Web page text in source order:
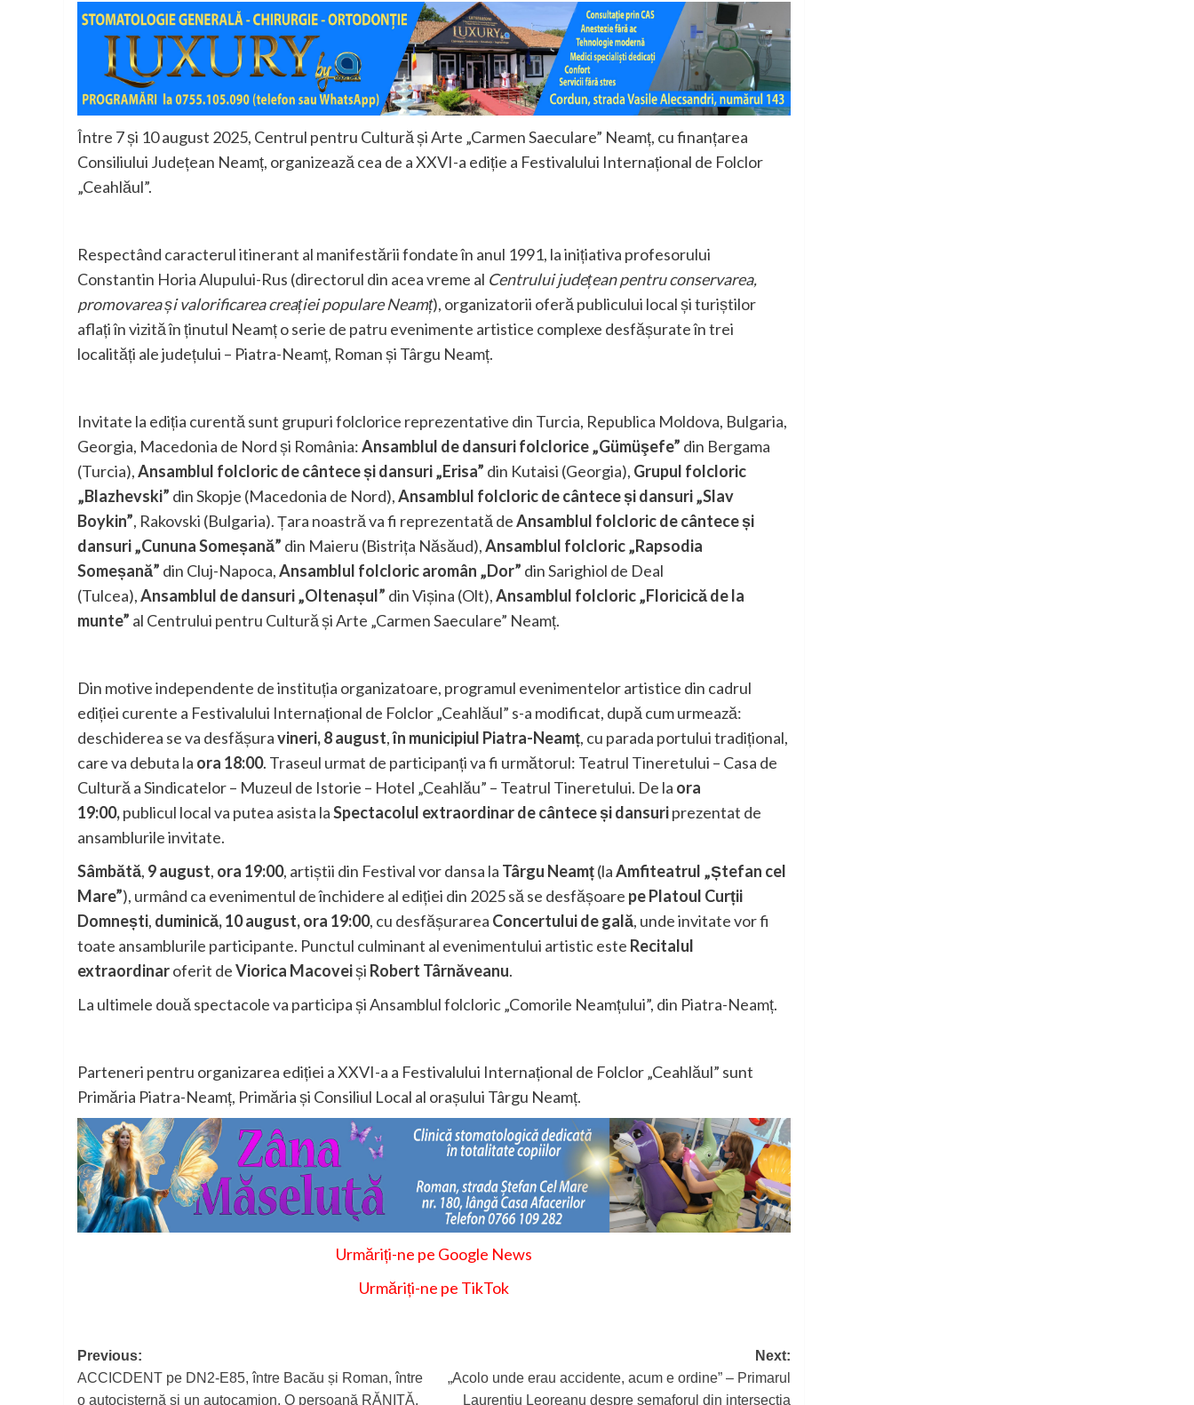
Între 7 și 10 august 2025, Centrul pentru Cultură și Arte „Carmen Saeculare” Neamț, cu finanțarea
Consiliului Județean Neamț, organizează cea de a XXVI-a ediție a Festivalului Internațional de Folclor
„Ceahlăul”.
Respectând caracterul itinerant al manifestării fondate în anul 1991, la inițiativa profesorului
Constantin Horia Alupului-Rus (directorul din acea vreme al Centrului județean pentru conservarea,
promovarea și valorificarea creației populare Neamț), organizatorii oferă publicului local și turiștilor
aflați în vizită în ținutul Neamț o serie de patru evenimente artistice complexe desfășurate în trei
localități ale județului – Piatra-Neamț, Roman și Târgu Neamț.
Invitate la ediția curentă sunt grupuri folclorice reprezentative din Turcia, Republica Moldova, Bulgaria,
Georgia, Macedonia de Nord și România:Ansamblul de dansuri folclorice „Gümüşefe” din Bergama
(Turcia),Ansamblul folcloric de cântece și dansuri „Erisa” din Kutaisi (Georgia), Grupul folcloric
„Blazhevski” din Skopje (Macedonia de Nord),Ansamblul folcloric de cântece și dansuri „Slav
Boykin”, Rakovski (Bulgaria). Țara noastră va fi reprezentată deAnsamblul folcloric de cântece și
dansuri „Cununa Someșană” din Maieru (Bistrița Năsăud),Ansamblul folcloric „Rapsodia
Someșană” din Cluj-Napoca,Ansamblul folcloric aromân „Dor” din Sarighiol de Deal
(Tulcea),Ansamblul de dansuri „Oltenașul” din Vișina (Olt),Ansamblul folcloric „Floricică de la
munte” al Centrului pentru Cultură și Arte „Carmen Saeculare” Neamț.
Din motive independente de instituția organizatoare, programul evenimentelor artistice din cadrul
ediției curente a Festivalului Internațional de Folclor „Ceahlăul” s-a modificat, după cum urmează:
deschiderea se va desfășuravineri, 8 august,în municipiul Piatra-Neamț, cu parada portului tradițional,
care va debuta la ora 18:00. Traseul urmat de participanți va fi următorul: Teatrul Tineretului – Casa de
Cultură a Sindicatelor – Muzeul de Istorie – Hotel „Ceahlău” – Teatrul Tineretului. De la ora
19:00,publicul local va putea asista laSpectacolul extraordinar de cântece și dansuriprezentat de
ansamblurile invitate.
Sâmbătă, 9 august, ora 19:00, artiștii din Festival vor dansa la Târgu Neamț(laAmfiteatrul „Ștefan cel
Mare”), urmând ca evenimentul de închidere al ediției din 2025 să se desfășoare pe Platoul Curții
Domnești, duminică, 10 august, ora 19:00, cu desfășurarea Concertului de gală, unde invitate vor fi
toate ansamblurile participante. Punctul culminant al evenimentului artistic este Recitalul
extraordinaroferit deViorica Macoveiși Robert Târnăveanu.
La ultimele două spectacole va participa și Ansamblul folcloric „Comorile Neamțului”, din Piatra-Neamț.
Parteneri pentru organizarea ediției a XXVI-a a Festivalului Internațional de Folclor „Ceahlăul” sunt
Primăria Piatra-Neamț, Primăria și Consiliul Local al orașului Târgu Neamț.
Urmăriți-ne pe Google News
Urmăriți-ne pe TikTok
Post
navigation
Previous:
ACCICDENT pe DN2-E85, între Bacău și Roman, între
o autocisternă și un autocamion. O persoană RĂNITĂ,
Next:
„Acolo unde erau accidente, acum e ordine” – Primarul
Laurențiu Leoreanu despre semaforul din intersecția